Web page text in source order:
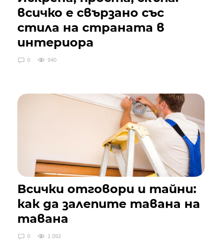
всичко е свързано със
стила на страната в
интериора
0 940
Всички отговори и тайни:
как да залепите тавана на
тавана
0 1 092